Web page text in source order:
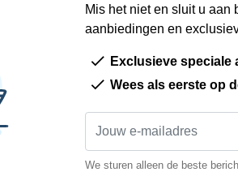
Mis het niet en sluit u aan
aanbiedingen en
Exclusieve speciale
Wees als eerste op
We sturen alleen de beste